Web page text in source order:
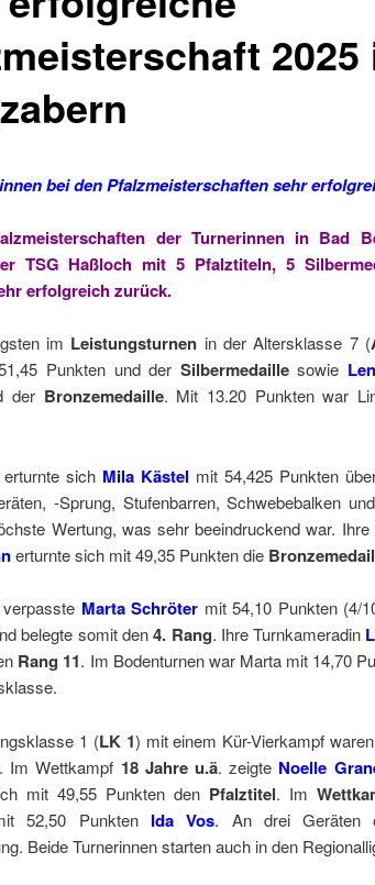
2025
bei den Pfalzmeisterschaften sehr
der Turnerinnen in Bad
TSG Haßloch mit 5 Pfalztiteln, 5
erfolgreich zurück.
im Leistungsturnen in der Altersklasse 7 (
Punkten und der Silbermedaillesowie
der Bronzemedaille. Mit 13.20 Punkten war
sich Mila Kästel mit 54,425 Punkten
-Sprung, Stufenbarren, Schwebebalken
Wertung, was sehr beeindruckend war. Ihre
erturnte sich mit 49,35 Punkten die
Marta Schröter mit 54,10 Punkten (4/
belegte somit den4. Rang. Ihre Turnkameradin
Rang 11. Im Bodenturnen war Marta mit 14,70
1 (LK 1) mit einem Kür-Vierkampf
Im Wettkampf 18 Jahre u.ä. zeigte Noelle
mit 49,55 Punkten den Pfalztitel. Im
52,50 Punkten Ida Vos. An drei Geräten
Beide Turnerinnen starten auch in den